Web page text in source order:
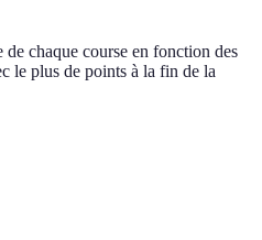
chaque course en fonction des
le plus de points à la fin de la